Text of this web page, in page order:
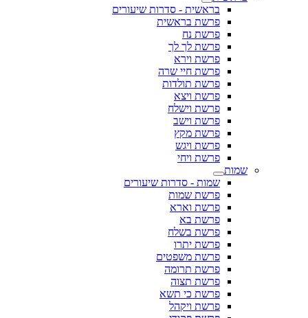
בראשית - סדרות שיעורים
פרשת בראשית
פרשת נח
פרשת לך לך
פרשת וירא
פרשת חיי שרה
פרשת תולדות
פרשת ויצא
פרשת וישלח
פרשת וישב
פרשת מקץ
פרשת ויגש
פרשת ויחי
שמות
שמות - סדרות שיעורים
פרשת שמות
פרשת וארא
פרשת בא
פרשת בשלח
פרשת יתרו
פרשת משפטים
פרשת תרומה
פרשת תצוה
פרשת כי תשא
פרשת ויקהל